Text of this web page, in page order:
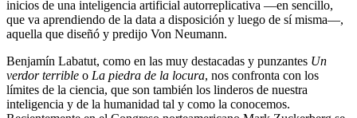
inicios de una inteligencia artificial autorreplicativa —en sencillo,
que va aprendiendo de la data a disposición y luego de sí misma—,
aquella que diseñó y predijo Von Neumann.
Benjamín Labatut, como en las muy destacadas y punzantes Un
verdor terrible o La piedra de la locura, nos confronta con los
límites de la ciencia, que son también los linderos de nuestra
inteligencia y de la humanidad tal y como la conocemos.